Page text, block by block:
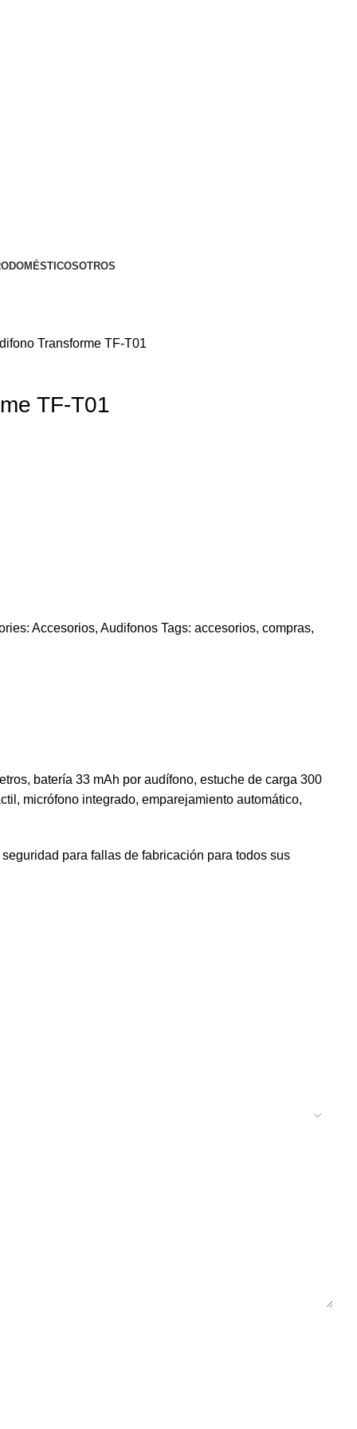
OTROS
Transforme TF-T01
TF-T01
Accesorios, Audifonos Tags: accesorios, compras,
batería 33 mAh por audífono, estuche de carga 300
micrófono integrado, emparejamiento automático,
para fallas de fabricación para todos sus